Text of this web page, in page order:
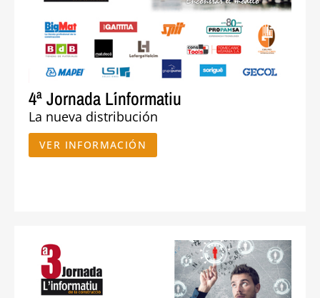
4ª Jornada L´informatiu
La nueva distribución
VER INFORMACIÓN